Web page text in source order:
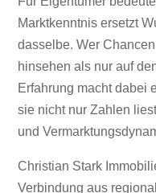
Marktkenntnis ersetzt
dasselbe. Wer
hinsehen als nur auf
Erfahrung macht dabei
sie nicht nur Zahlen
und
Christian Stark
Verbindung aus